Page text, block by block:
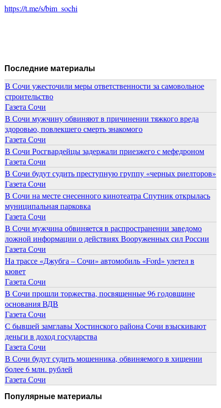
https://t.me/s/bim_sochi
Последние материалы
В Сочи ужесточили меры ответственности за самовольное
строительство
Газета Сочи
В Сочи мужчину обвиняют в причинении тяжкого вреда
здоровью, повлекшего смерть знакомого
Газета Сочи
В Сочи Росгвардейцы задержали приезжего с мефедроном
Газета Сочи
В Сочи будут судить преступную группу «черных риелторов»
Газета Сочи
В Сочи на месте снесенного кинотеатра Спутник открылась
муниципальная парковка
Газета Сочи
В Сочи мужчина обвиняется в распространении заведомо
ложной информации о действиях Вооруженных сил России
Газета Сочи
На трассе «Джубга – Сочи» автомобиль «Ford» улетел в
кювет
Газета Сочи
В Сочи прошли торжества, посвященные 96 годовщине
основания ВДВ
Газета Сочи
С бывшей замглавы Хостинского района Сочи взыскивают
деньги в доход государства
Газета Сочи
В Сочи будут судить мошенника, обвиняемого в хищении
более 6 млн. рублей
Газета Сочи
Популярные материалы